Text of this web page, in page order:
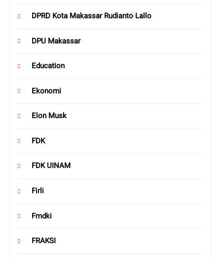
DPRD Kota Makassar Rudianto Lallo
DPU Makassar
Education
Ekonomi
Elon Musk
FDK
FDK UINAM
Firli
Fmdki
FRAKSI